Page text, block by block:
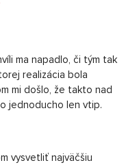
ma napadlo, či tým tak
realizácia bola
mi došlo, že takto nad
jednoducho len vtip.
vysvetliť najväčšiu